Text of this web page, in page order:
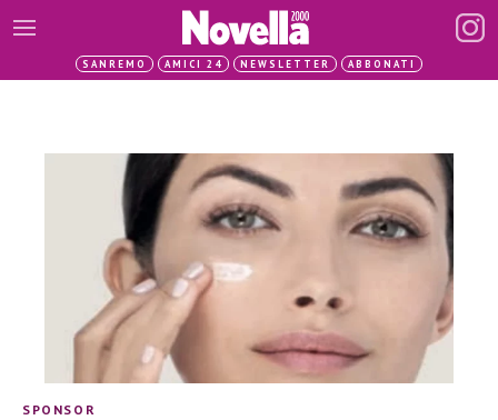
SANREMO AMICI 24 NEWSLETTER ABBONATI
SPONSOR